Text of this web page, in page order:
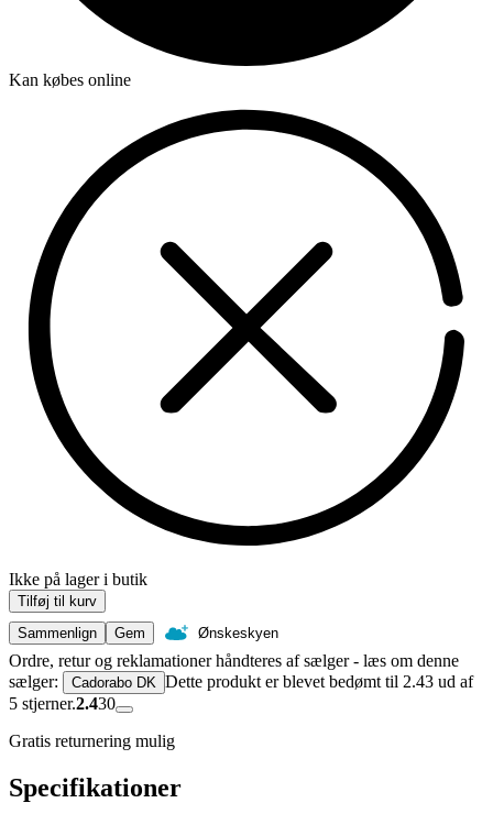
Kan købes online
Ikke på lager i butik
Tilføj til kurv
Sammenlign
Gem Ønskeskyen
Ordre, retur og reklamationer håndteres af sælger - læs om denne
sælger:
Cadorabo DK Dette produkt er blevet bedømt til 2.43 ud af
5 stjerner.2.430
Gratis returnering mulig
Specifikationer